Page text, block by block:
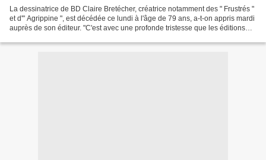
La dessinatrice de BD Claire Bretécher, créatrice notamment des " Frustrés "
et d'" Agrippine ", est décédée ce lundi à l'âge de 79 ans, a-t-on appris mardi
auprès de son éditeur. "C'est avec une profonde tristesse que les éditions